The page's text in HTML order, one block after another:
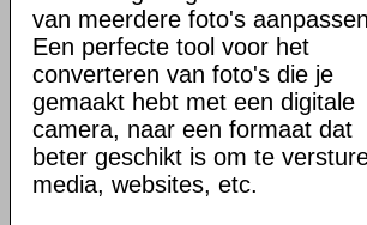
van meerdere foto's
Een perfecte tool voor het
converteren van foto's die je
gemaakt hebt met een digitale
camera, naar een formaat dat
beter geschikt is om te
media, websites, etc.